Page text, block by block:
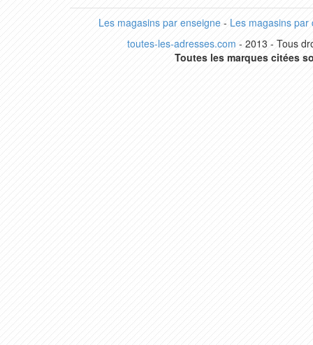
Les magasins par enseigne- Les magasins par
toutes-les-adresses.com - 2013 - Tous
Toutes les marques citées